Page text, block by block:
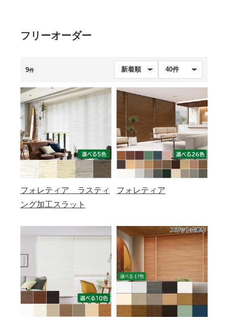
フリーオーダー
9件
フォレティア ラスティ
ング加工スラット
フォレティア